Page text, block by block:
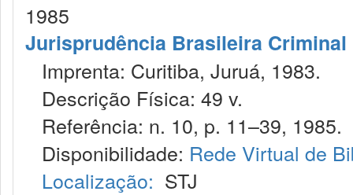
1985
Jurisprudência Brasileira Criminal
Imprenta: Curitiba, Juruá, 1983.
Descrição Física: 49 v.
Referência: n. 10, p. 11–39, 1985.
Disponibilidade: Rede Virtual de
Localização: STJ